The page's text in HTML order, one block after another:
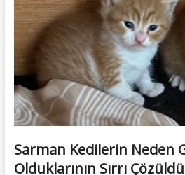
Sarman Kedilerin Neden
Olduklarının Sırrı Çözüldü